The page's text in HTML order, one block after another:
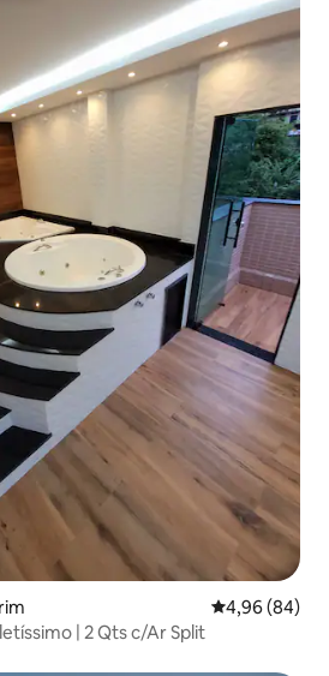
4,96 de uma
4,96 (84)
| 2 Qts c/Ar Split